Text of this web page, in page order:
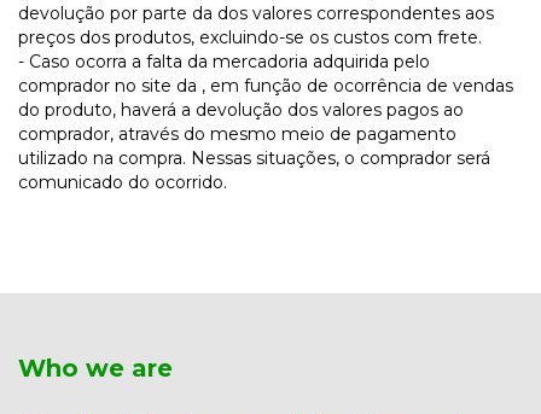
devolução por parte da dos valores correspondentes aos
preços dos produtos, excluindo-se os custos com frete.
- Caso ocorra a falta da mercadoria adquirida pelo
comprador no site da , em função de ocorrência de vendas
do produto, haverá a devolução dos valores pagos ao
comprador, através do mesmo meio de pagamento
utilizado na compra. Nessas situações, o comprador será
comunicado do ocorrido.
Who we are